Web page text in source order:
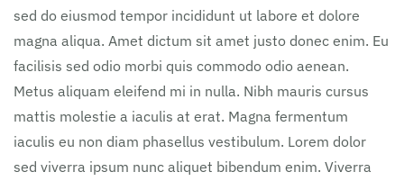
sed do eiusmod tempor incididunt ut labore et dolore
magna aliqua. Amet dictum sit amet justo donec enim. Eu
facilisis sed odio morbi quis commodo odio aenean.
Metus aliquam eleifend mi in nulla. Nibh mauris cursus
mattis molestie a iaculis at erat. Magna fermentum
iaculis eu non diam phasellus vestibulum. Lorem dolor
sed viverra ipsum nunc aliquet bibendum enim. Viverra